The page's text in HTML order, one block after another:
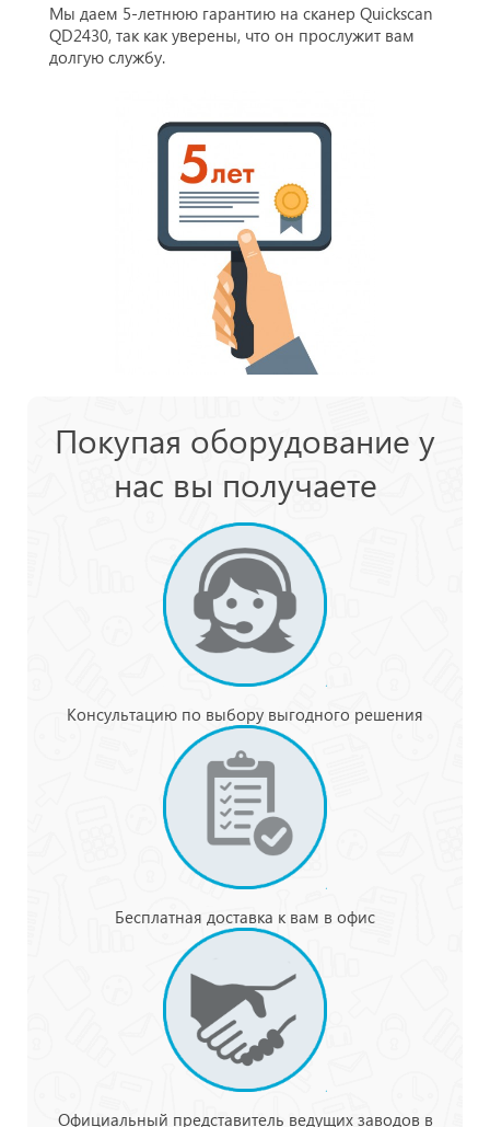
Мы даем 5-летнюю гарантию на сканер Quickscan
QD2430, так как уверены, что он прослужит вам
долгую службу.
Покупая оборудование у
нас вы получаете
Консультацию по выбору выгодного решения
Бесплатная доставка к вам в офис
Официальный представитель ведущих заводов в